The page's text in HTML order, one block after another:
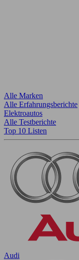
Alle Marken
Alle Erfahrungsberichte
Elektroautos
Alle Testberichte
Top 10 Listen
Audi